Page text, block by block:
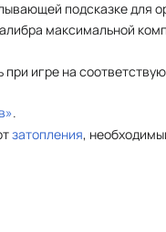
подсказке для
максимальной
при игре на
.
затопления,